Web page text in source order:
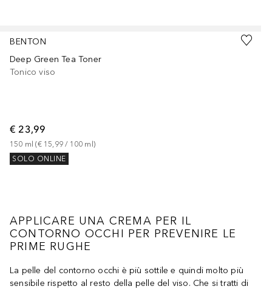
BENTON
Deep Green Tea Toner
Tonico viso
€ 23,99
150 ml (€ 15,99 / 100 ml )
SOLO ONLINE
APPLICARE UNA CREMA PER IL
CONTORNO OCCHI PER PREVENIRE LE
PRIME RUGHE
La pelle del contorno occhi è più sottile e quindi molto più
sensibile rispetto al resto della pelle del viso. Che si tratti di